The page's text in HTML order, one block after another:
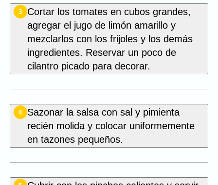
3
Cortar los tomates en cubos grandes,
agregar el jugo de limón amarillo y
mezclarlos con los frijoles y los demás
ingredientes. Reservar un poco de
cilantro picado para decorar.
4
Sazonar la salsa con sal y pimienta
recién molida y colocar uniformemente
en tazones pequeños.